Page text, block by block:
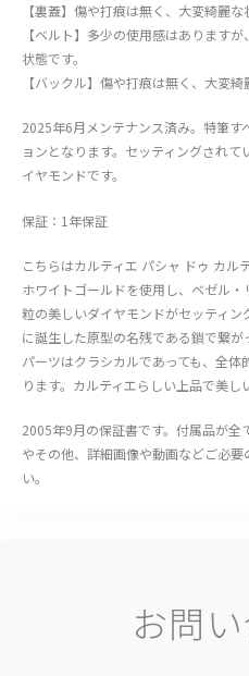
【裏蓋】傷や打痕は無く、大変綺麗な
【ベルト】多少の使用感はあります
状態です。
【バックル】傷や打痕は無く、大変綺
2025年6月メンテナンス済み。特筆す
ョンとなります。セッティングされ
イヤモンドです。
保証：1年保証
こちらはカルティエ パシャ ドゥ カル
ホワイトゴールドを使用し、ベゼル
粒の美しいダイヤモンドがセッティ
に誕生した原型の名残である鎖で繋
パーツはクラシカルであっても、全
ります。カルティエらしい上品で美し
2005年9月の保証書です。付属品が全
やその他、詳細画像や動画などご必
い。
お問